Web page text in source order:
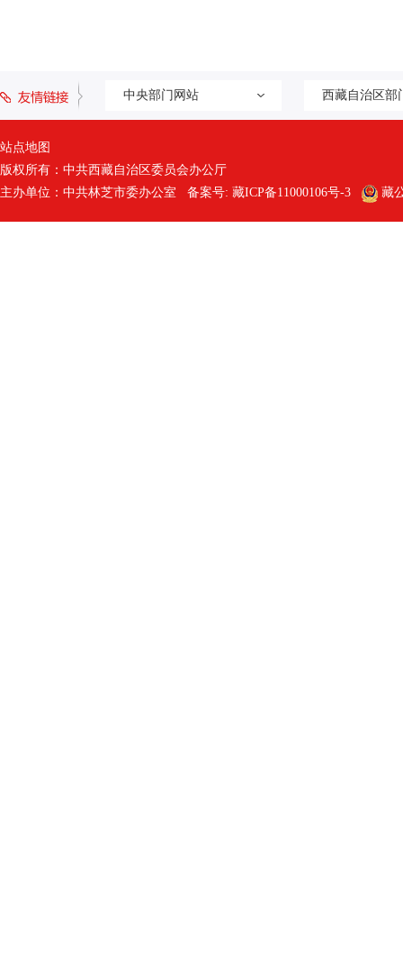
中央部门网站 西藏自治区部
站点地图
版权所有：中共西藏自治区委员会办公厅
主办单位：中共林芝市委办公室 备案号: 藏ICP备11000106号-3 藏